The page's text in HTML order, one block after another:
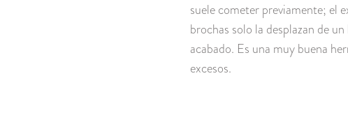
suele cometer previamente; el
brochas solo la desplazan de
acabado. Es una muy buena
excesos.